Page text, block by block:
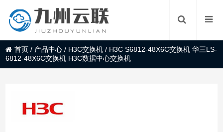
首页 / 产品中心 / H3C交换机 / H3C S6812-48X6C交换机 华三LS-
6812-48X6C交换机 H3C数据中心交换机